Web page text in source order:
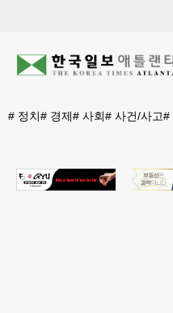
# 정치# 경제# 사회# 사건/사고#